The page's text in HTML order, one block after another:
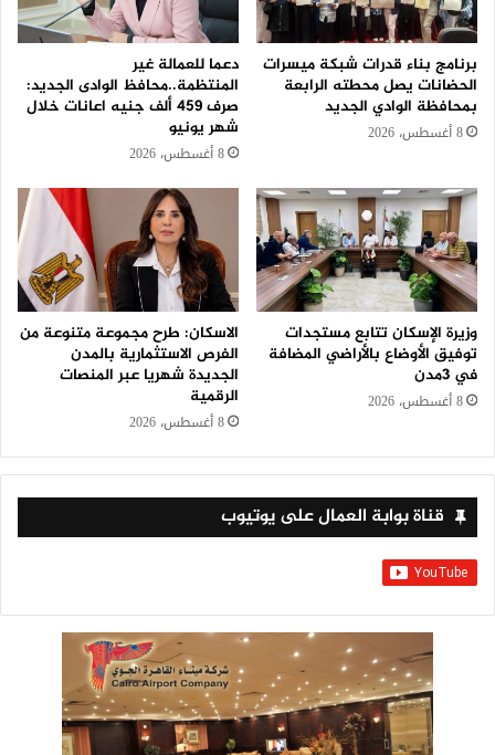
برنامج بناء قدرات شبكة ميسرات
الحضانات يصل محطته الرابعة
بمحافظة الوادي الجديد
8 أغسطس، 2026
دعما للعمالة غير
المنتظمة..محافظ الوادى الجديد:
صرف 459 ألف جنيه اعانات خلال
شهر يونيو
8 أغسطس، 2026
وزيرة الإسكان تتابع مستجدات
توفيق الأوضاع بالأراضي المضافة
في 3مدن
8 أغسطس، 2026
الاسكان: طرح مجموعة متنوعة من
الفرص الاستثمارية بالمدن
الجديدة شهريا عبر المنصات
الرقمية
8 أغسطس، 2026
قناة بوابة العمال على يوتيوب